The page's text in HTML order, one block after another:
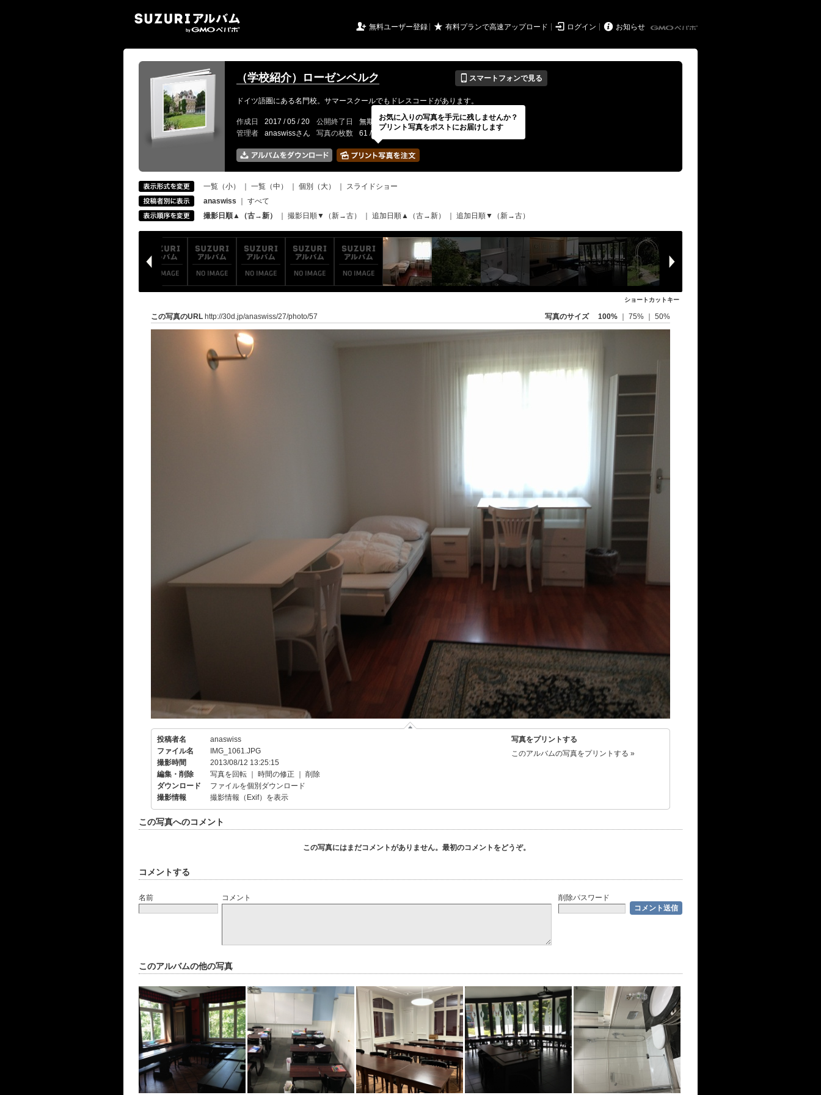
 無料ユーザー登録 ★ 有料プランで高速アップロード  ログイン  お知らせ
（学校紹介）ローゼンベルク 📱 スマートフォンで見る
ドイツ語圏にある名門校。サマースクールでもドレスコードがあります。
作成日 2017 / 05 / 20 公開終了日 無期限 イベントの期間
---
管理者
anaswissさん 写真の枚数 61 / 2000枚
一覧（小） 一覧（中） 個別（大）
スライドショー
anaswiss
すべて
撮影日順▲（古→新）
撮影日順▼（新→古） 追加日順▲（古→新） 追加日順▼（新→古）
ショートカットキー
この写真のURL http://30d.jp/anaswiss/27/photo/57 写真のサイズ 100% 75% 50%
投稿者名
anaswiss
ファイル名
IMG_1061.JPG
撮影時間
2013/08/12 13:25:15
編集・削除
写真を回転 時間の修正
削除
ダウンロード
ファイルを個別ダウンロード
撮影情報
撮影情報（Exif）を表示
写真をプリントする
このアルバムの写真をプリントする »
この写真へのコメント
この写真にはまだコメントがありません。最初のコメントをどうぞ。
コメントする
名前 コメント 削除パスワード
このアルバムの他の写真
お気に入りの写真を手元に残しませんか？
プリント写真をポストにお届けします